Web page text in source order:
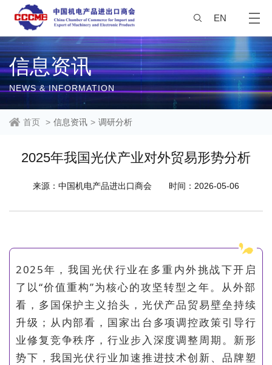
EN
信息资讯
NEWS & INFORMATION
首页 > 信息资讯 > 调研分析
2025年我国光伏产业对外贸易形势分析
来源：中国机电产品进出口商会 时间：2026-05-06
2025年，我国光伏行业在多重内外挑战下开启
了以“价值重构”为核心的攻坚转型之年。从外部
看，多国保护主义抬头，光伏产品贸易壁垒持续
升级；从内部看，国家出台多项调控政策引导行
业修复竞争秩序，行业步入深度调整周期。新形
势下，我国光伏行业加速推进技术创新、品牌塑